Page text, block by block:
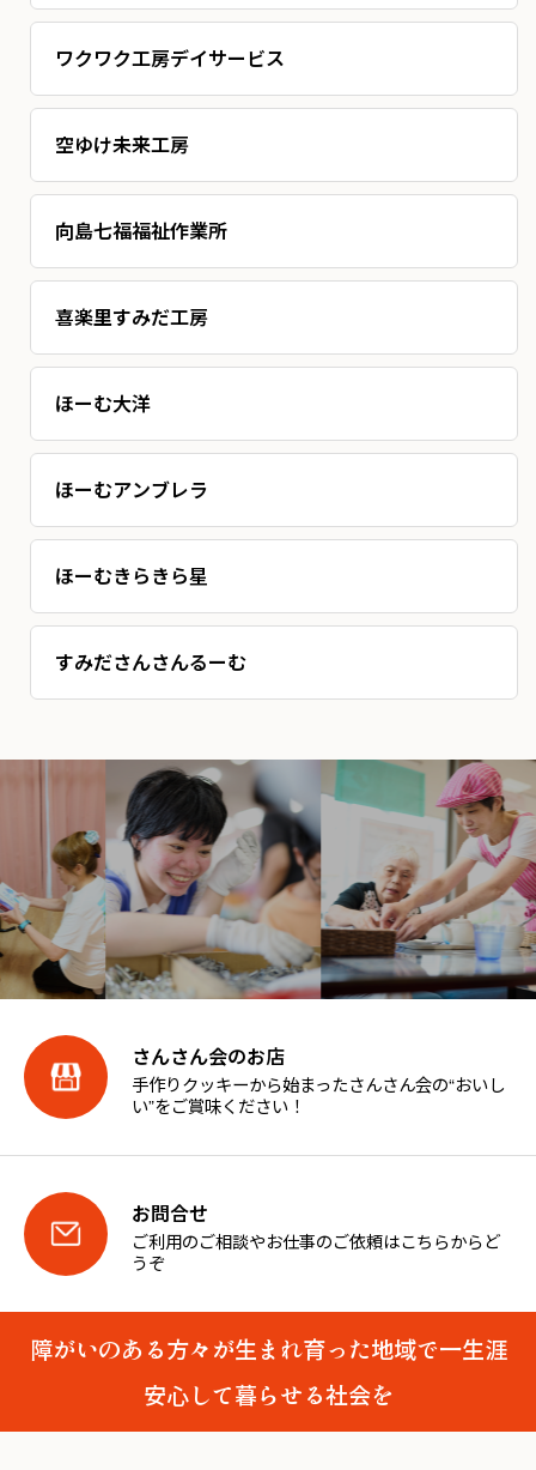
ワクワク工房デイサービス
空ゆけ未来工房
向島七福福祉作業所
喜楽里すみだ工房
ほーむ大洋
ほーむアンブレラ
ほーむきらきら星
すみださんさんるーむ
さんさん会のお店
手作りクッキーから始まったさんさん会の“おいし
い”をご賞味ください！
お問合せ
ご利用のご相談やお仕事のご依頼はこちらからど
うぞ
障がいのある方々が生まれ育った地域で一生涯
安心して暮らせる社会を